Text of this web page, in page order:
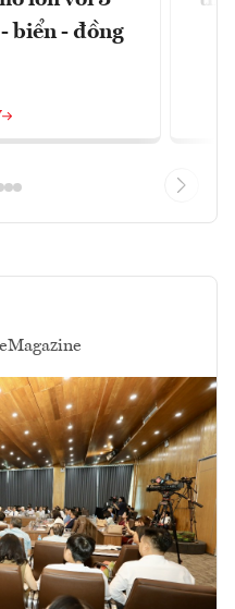
biển - đồng
eMagazine